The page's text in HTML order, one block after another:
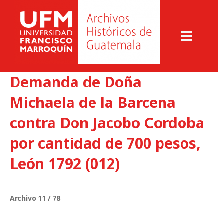
Demanda de Doña
Michaela de la Barcena
contra Don Jacobo Cordoba
por cantidad de 700 pesos,
León 1792 (012)
Archivo 11 / 78